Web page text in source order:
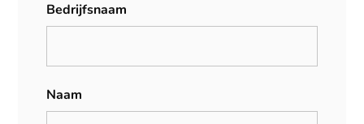
Bedrijfsnaam
Naam